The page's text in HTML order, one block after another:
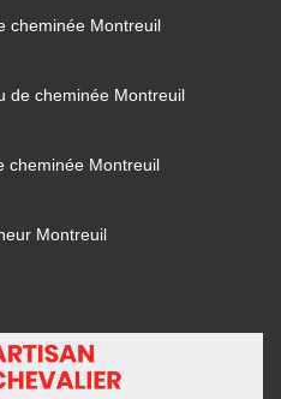
cheminée Montreuil
de cheminée Montreuil
cheminée Montreuil
Montreuil